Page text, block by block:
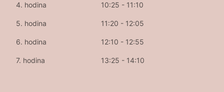
4. hodina 10:25 - 11:10
5. hodina 11:20 - 12:05
6. hodina 12:10 - 12:55
7. hodina 13:25 - 14:10